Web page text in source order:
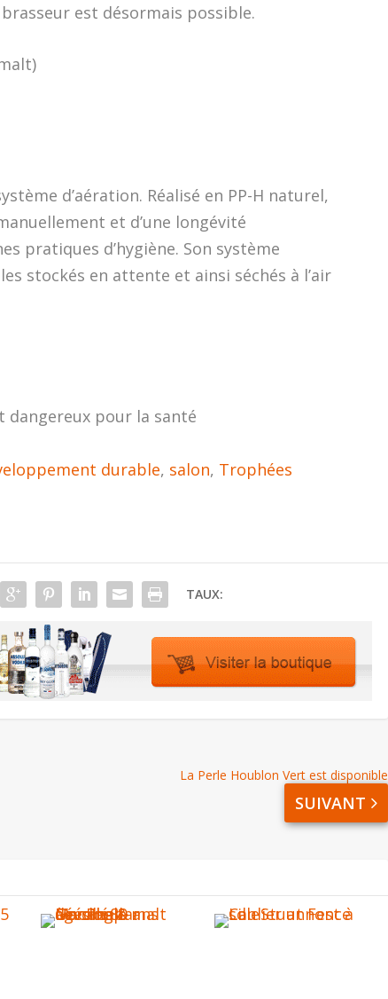
brasseur est désormais possible.
d’aération. Réalisé en PP-H naturel,
et d’une longévité
pratiques d’hygiène. Son système
stockés en attente et ainsi séchés à l’air
dangereux pour la santé
durable, salon, Trophées
TAUX:
La Perle Houblon Vert est disponible
SUIVANT